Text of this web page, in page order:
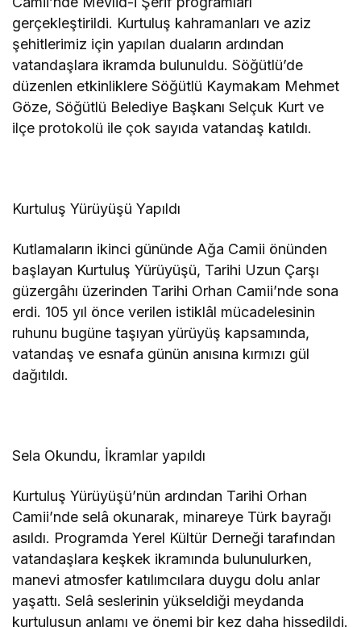
gerçekleştirildi. Kurtuluş kahramanları ve aziz
şehitlerimiz için yapılan duaların ardından
vatandaşlara ikramda bulunuldu. Söğütlü’de
düzenlen etkinliklere Söğütlü Kaymakam Mehmet
Göze, Söğütlü Belediye Başkanı Selçuk Kurt ve
ilçe protokolü ile çok sayıda vatandaş katıldı.
Kurtuluş Yürüyüşü Yapıldı
Kutlamaların ikinci gününde Ağa Camii önünden
başlayan Kurtuluş Yürüyüşü, Tarihi Uzun Çarşı
güzergâhı üzerinden Tarihi Orhan Camii’nde sona
erdi. 105 yıl önce verilen istiklâl mücadelesinin
ruhunu bugüne taşıyan yürüyüş kapsamında,
vatandaş ve esnafa günün anısına kırmızı gül
dağıtıldı.
Sela Okundu, İkramlar yapıldı
Kurtuluş Yürüyüşü’nün ardından Tarihi Orhan
Camii’nde selâ okunarak, minareye Türk bayrağı
asıldı. Programda Yerel Kültür Derneği tarafından
vatandaşlara keşkek ikramında bulunulurken,
manevi atmosfer katılımcılara duygu dolu anlar
yaşattı. Selâ seslerinin yükseldiği meydanda
kurtuluşun anlamı ve önemi bir kez daha hissedildi.